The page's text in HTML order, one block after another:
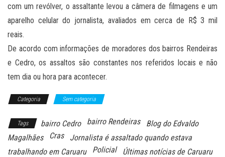
com um revólver, o assaltante levou a câmera de filmagens e um
aparelho celular do jornalista, avaliados em cerca de R$ 3 mil
reais.
De acordo com informações de moradores dos bairros Rendeiras
e Cedro, os assaltos são constantes nos referidos locais e não
tem dia ou hora para acontecer.
Categoria Sem categoria
Tags bairro Cedro bairro Rendeiras
Blog do Edvaldo
Magalhães
Cras
Jornalista é assaltado quando estava
trabalhando em Caruaru
Policial Últimas notícias de Caruaru